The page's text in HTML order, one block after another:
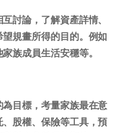
討論，了解資產詳情、
規畫所得的目的。例如
族成員生活安穩等。
目標，考量家族最在意
股權、保險等工具，預